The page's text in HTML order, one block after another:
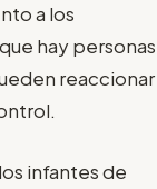
a los
hay personas
reaccionar
infantes de